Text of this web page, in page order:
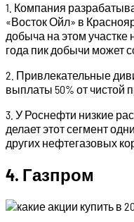
1. Компания
«Восток Ойл» в
добыча на этом участке
года пик добычи может
2. Привлекательные
выплаты 50% от чистой
3. У Роснефти низкие
делает этот сегмент
других нефтегазовых
4. Газпром